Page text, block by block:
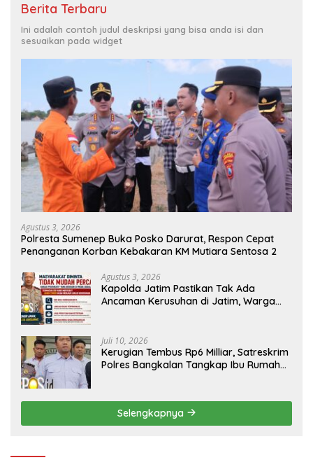
Berita Terbaru
Ini adalah contoh judul deskripsi yang bisa anda isi dan
sesuaikan pada widget
Agustus 3, 2026
Polresta Sumenep Buka Posko Darurat, Respon Cepat
Penanganan Korban Kebakaran KM Mutiara Sentosa 2
Agustus 3, 2026
Kapolda Jatim Pastikan Tak Ada
Ancaman Kerusuhan di Jatim, Warga
Juli 10, 2026
Kerugian Tembus Rp6 Milliar, Satreskrim
Polres Bangkalan Tangkap Ibu Rumah
Selengkapnya